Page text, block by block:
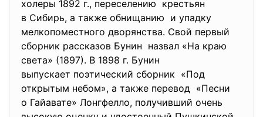
холеры 1892 г., переселению крестьян
в Сибирь, а также обнищанию и упадку
мелкопоместного дворянства. Свой первый
сборник рассказов Бунин назвал «На краю
света» (1897). В 1898 г. Бунин
выпускает поэтический сборник «Под
открытым небом», а также перевод «Песни
о Гайавате» Лонгфелло, получивший очень